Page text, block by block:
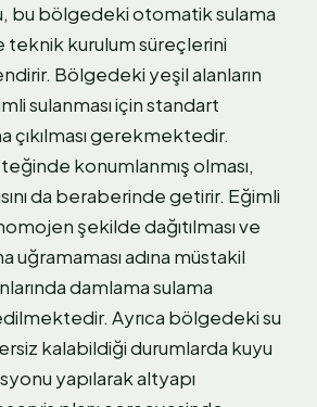
bu bölgedeki otomatik sulama
teknik kurulum süreçlerini
Bölgedeki yeşil alanların
sulanması için standart
çıkılması gerekmektedir.
konumlanmış olması,
da beraberinde getirir. Eğimli
şekilde dağıtılması ve
uğramaması adına müstakil
damlama sulama
Ayrıca bölgedeki su
kalabildiği durumlarda kuyu
yapılarak altyapı